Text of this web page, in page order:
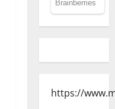
https://